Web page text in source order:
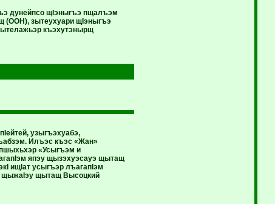
дунейпсо щIэныгъэ пщалъэм
(ООН), зытеухуари щIэныгъэ
къэхутэнырщ
узыгъэхуабэ,
Илъэс къэс «Жан»
«Усыгъэм и
япэу щызэхуэсауэ щытащ
ищIат усыгъэр лъагапIэм
щыжаIэу щытащ Высоцкий